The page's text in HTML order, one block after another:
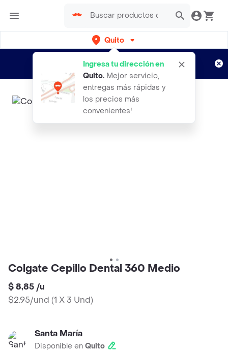
Quito
Ingresa tu dirección en
Quito. Mejor servicio,
entregas más rápidas y
los precios más
convenientes!
envíos gratis por semanas
Aplican TyC
Colgate Cepillo Dental 360 Medio
$ 8,85 /u
$2.95/und (1 X 3 Und)
Santa María
Disponible en Quito